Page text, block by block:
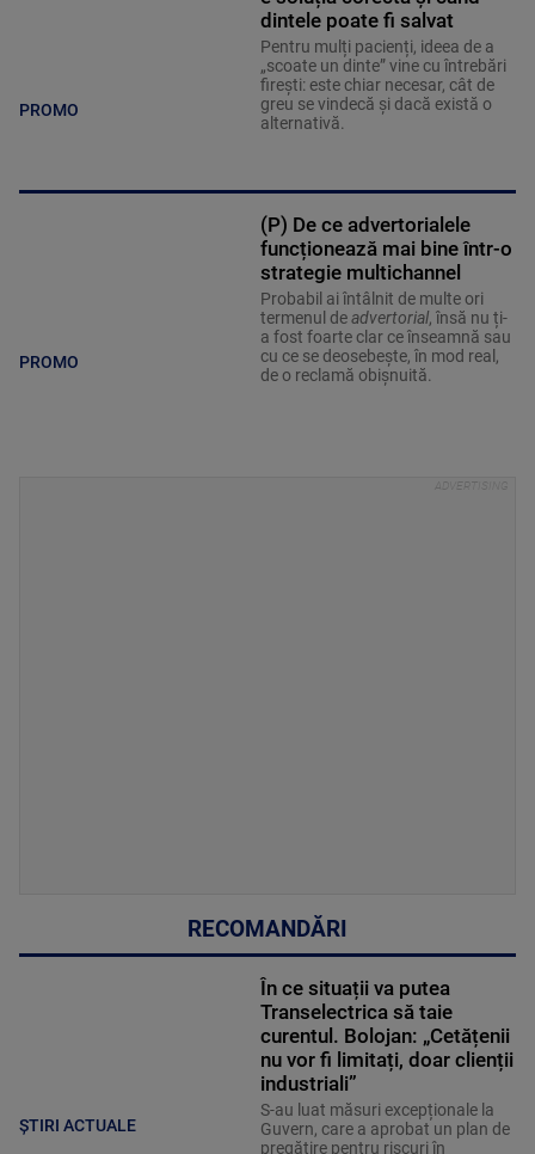
PROMO
dintele poate fi salvat
Pentru mulți pacienți, ideea de a
„scoate un dinte” vine cu întrebări
firești: este chiar necesar, cât de
greu se vindecă și dacă există o
alternativă.
PROMO
(P) De ce advertorialele
funcționează mai bine într-o
strategie multichannel
Probabil ai întâlnit de multe ori
termenul deadvertorial, însă nu ți-
a fost foarte clar ce înseamnă sau
cu ce se deosebește, în mod real,
de o reclamă obișnuită.
RECOMANDĂRI
ȘTIRI ACTUALE
În ce situații va putea
Transelectrica să taie
curentul. Bolojan: „Cetățenii
nu vor fi limitați, doar clienții
industriali”
S-au luat măsuri excepționale la
Guvern, care a aprobat un plan de
pregătire pentru riscuri în